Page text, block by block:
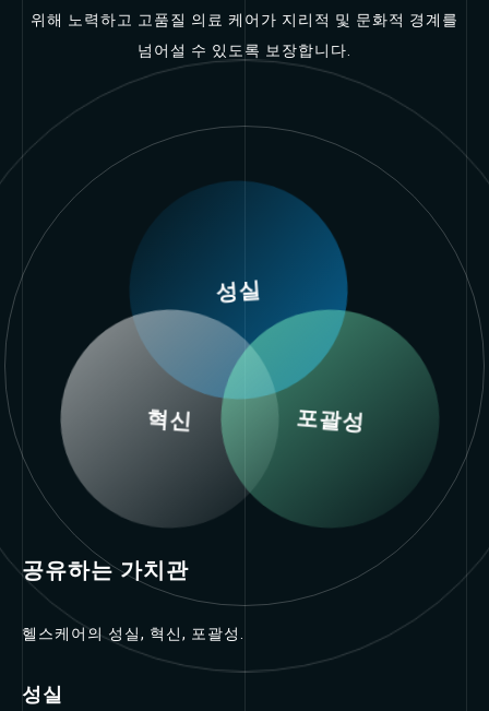
위해 노력하고 고품질 의료 케어가 지리적 및 문화적 경계를
넘어설 수 있도록 보장합니다.
성실
혁신 포괄성
공유하는 가치관
헬스케어의 성실, 혁신, 포괄성.
성실